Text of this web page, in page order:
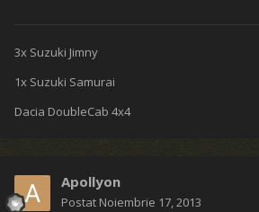
3x Suzuki Jimny
1x Suzuki Samurai
Dacia DoubleCab 4x4
Apollyon
Postat Noiembrie 17, 2013